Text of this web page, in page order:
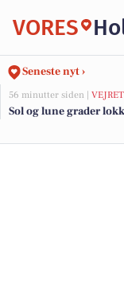
VORES
Seneste nyt ›
56 minutter siden | VEJRET
Sol og lune grader